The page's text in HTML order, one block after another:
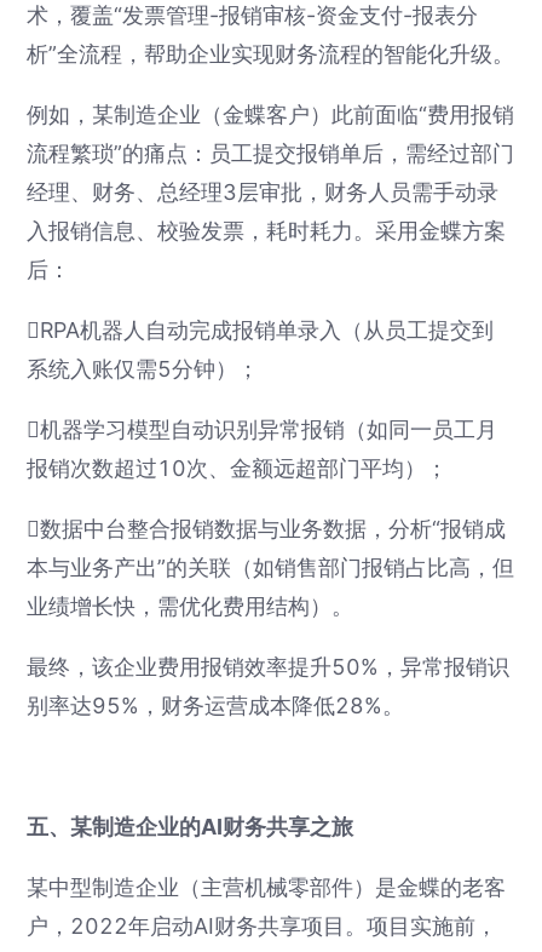
术，覆盖“发票管理-报销审核-资金支付-报表分
析”全流程，帮助企业实现财务流程的智能化升级。
例如，某制造企业（金蝶客户）此前面临“费用报销
流程繁琐”的痛点：员工提交报销单后，需经过部门
经理、财务、总经理3层审批，财务人员需手动录
入报销信息、校验发票，耗时耗力。采用金蝶方案
后：
RPA机器人自动完成报销单录入（从员工提交到
系统入账仅需5分钟）；
机器学习模型自动识别异常报销（如同一员工月
报销次数超过10次、金额远超部门平均）；
数据中台整合报销数据与业务数据，分析“报销成
本与业务产出”的关联（如销售部门报销占比高，但
业绩增长快，需优化费用结构）。
最终，该企业费用报销效率提升50%，异常报销识
别率达95%，财务运营成本降低28%。
五、某制造企业的AI财务共享之旅
某中型制造企业（主营机械零部件）是金蝶的老客
户，2022年启动AI财务共享项目。项目实施前，